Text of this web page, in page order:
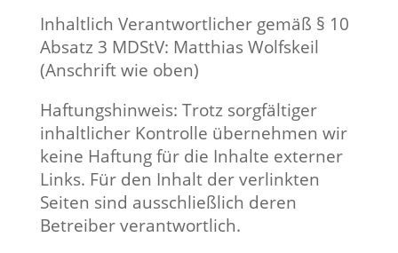
Inhaltlich Verantwortlicher gemäß § 10
Absatz 3 MDStV: Matthias Wolfskeil
(Anschrift wie oben)
Haftungshinweis: Trotz sorgfältiger
inhaltlicher Kontrolle übernehmen wir
keine Haftung für die Inhalte externer
Links. Für den Inhalt der verlinkten
Seiten sind ausschließlich deren
Betreiber verantwortlich.